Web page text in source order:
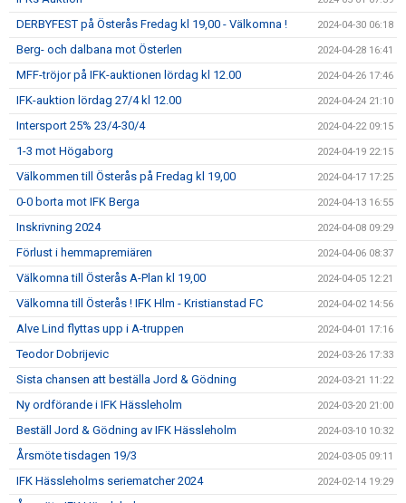
DERBYFEST på Österås Fredag kl 19,00 - Välkomna ! 2024-04-30 06:18
Berg- och dalbana mot Österlen 2024-04-28 16:41
MFF-tröjor på IFK-auktionen lördag kl 12.00 2024-04-26 17:46
IFK-auktion lördag 27/4 kl 12.00 2024-04-24 21:10
Intersport 25% 23/4-30/4 2024-04-22 09:15
1-3 mot Högaborg 2024-04-19 22:15
Välkommen till Österås på Fredag kl 19,00 2024-04-17 17:25
0-0 borta mot IFK Berga 2024-04-13 16:55
Inskrivning 2024 2024-04-08 09:29
Förlust i hemmapremiären 2024-04-06 08:37
Välkomna till Österås A-Plan kl 19,00 2024-04-05 12:21
Välkomna till Österås ! IFK Hlm - Kristianstad FC 2024-04-02 14:56
Alve Lind flyttas upp i A-truppen 2024-04-01 17:16
Teodor Dobrijevic 2024-03-26 17:33
Sista chansen att beställa Jord & Gödning 2024-03-21 11:22
Ny ordförande i IFK Hässleholm 2024-03-20 21:00
Beställ Jord & Gödning av IFK Hässleholm 2024-03-10 10:32
Årsmöte tisdagen 19/3 2024-03-05 09:11
IFK Hässleholms seriematcher 2024 2024-02-14 19:29